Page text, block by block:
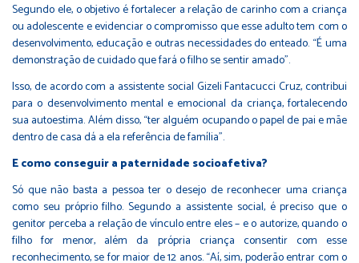
Segundo ele, o objetivo é fortalecer a relação de carinho com a criança
ou adolescente e evidenciar o compromisso que esse adulto tem com o
desenvolvimento, educação e outras necessidades do enteado. “É uma
demonstração de cuidado que fará o filho se sentir amado”.
Isso, de acordo com a assistente social Gizeli Fantacucci Cruz, contribui
para o desenvolvimento mental e emocional da criança, fortalecendo
sua autoestima. Além disso, “ter alguém ocupando o papel de pai e mãe
dentro de casa dá a ela referência de família”.
E como conseguir a paternidade socioafetiva?
Só que não basta a pessoa ter o desejo de reconhecer uma criança
como seu próprio filho. Segundo a assistente social, é preciso que o
genitor perceba a relação de vínculo entre eles – e o autorize, quando o
filho for menor, além da própria criança consentir com esse
reconhecimento, se for maior de 12 anos. “Aí, sim, poderão entrar com o